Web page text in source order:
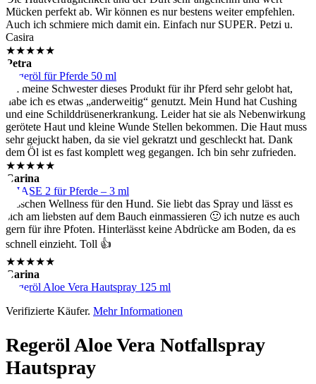
Mücken perfekt ab. Wir können es nur bestens weiter empfehlen.
Auch ich schmiere mich damit ein. Einfach nur SUPER. Petzi u.
Casira
★★★★★
Petra
Regeröl für Pferde 50 ml
Da meine Schwester dieses Produkt für ihr Pferd sehr gelobt hat,
habe ich es etwas „anderweitig“ genutzt. Mein Hund hat Cushing
und eine Schilddrüsenerkrankung. Leider hat sie als Nebenwirkung
gerötete Haut und kleine Wunde Stellen bekommen. Die Haut muss
sehr gejuckt haben, da sie viel gekratzt und geschleckt hat. Dank
dem Öl ist es fast komplett weg gegangen. Ich bin sehr zufrieden.
★★★★★
Carina
PHASE 2 für Pferde – 3 ml
Bisschen Wellness für den Hund. Sie liebt das Spray und lässt es
sich am liebsten auf dem Bauch einmassieren 🙂 ich nutze es auch
gern für ihre Pfoten. Hinterlässt keine Abdrücke am Boden, da es
schnell einzieht. Toll 👍
★★★★★
Carina
Regeröl Aloe Vera Hautspray 125 ml
Verifizierte Käufer. Mehr Informationen
Regeröl Aloe Vera Notfallspray
Hautspray